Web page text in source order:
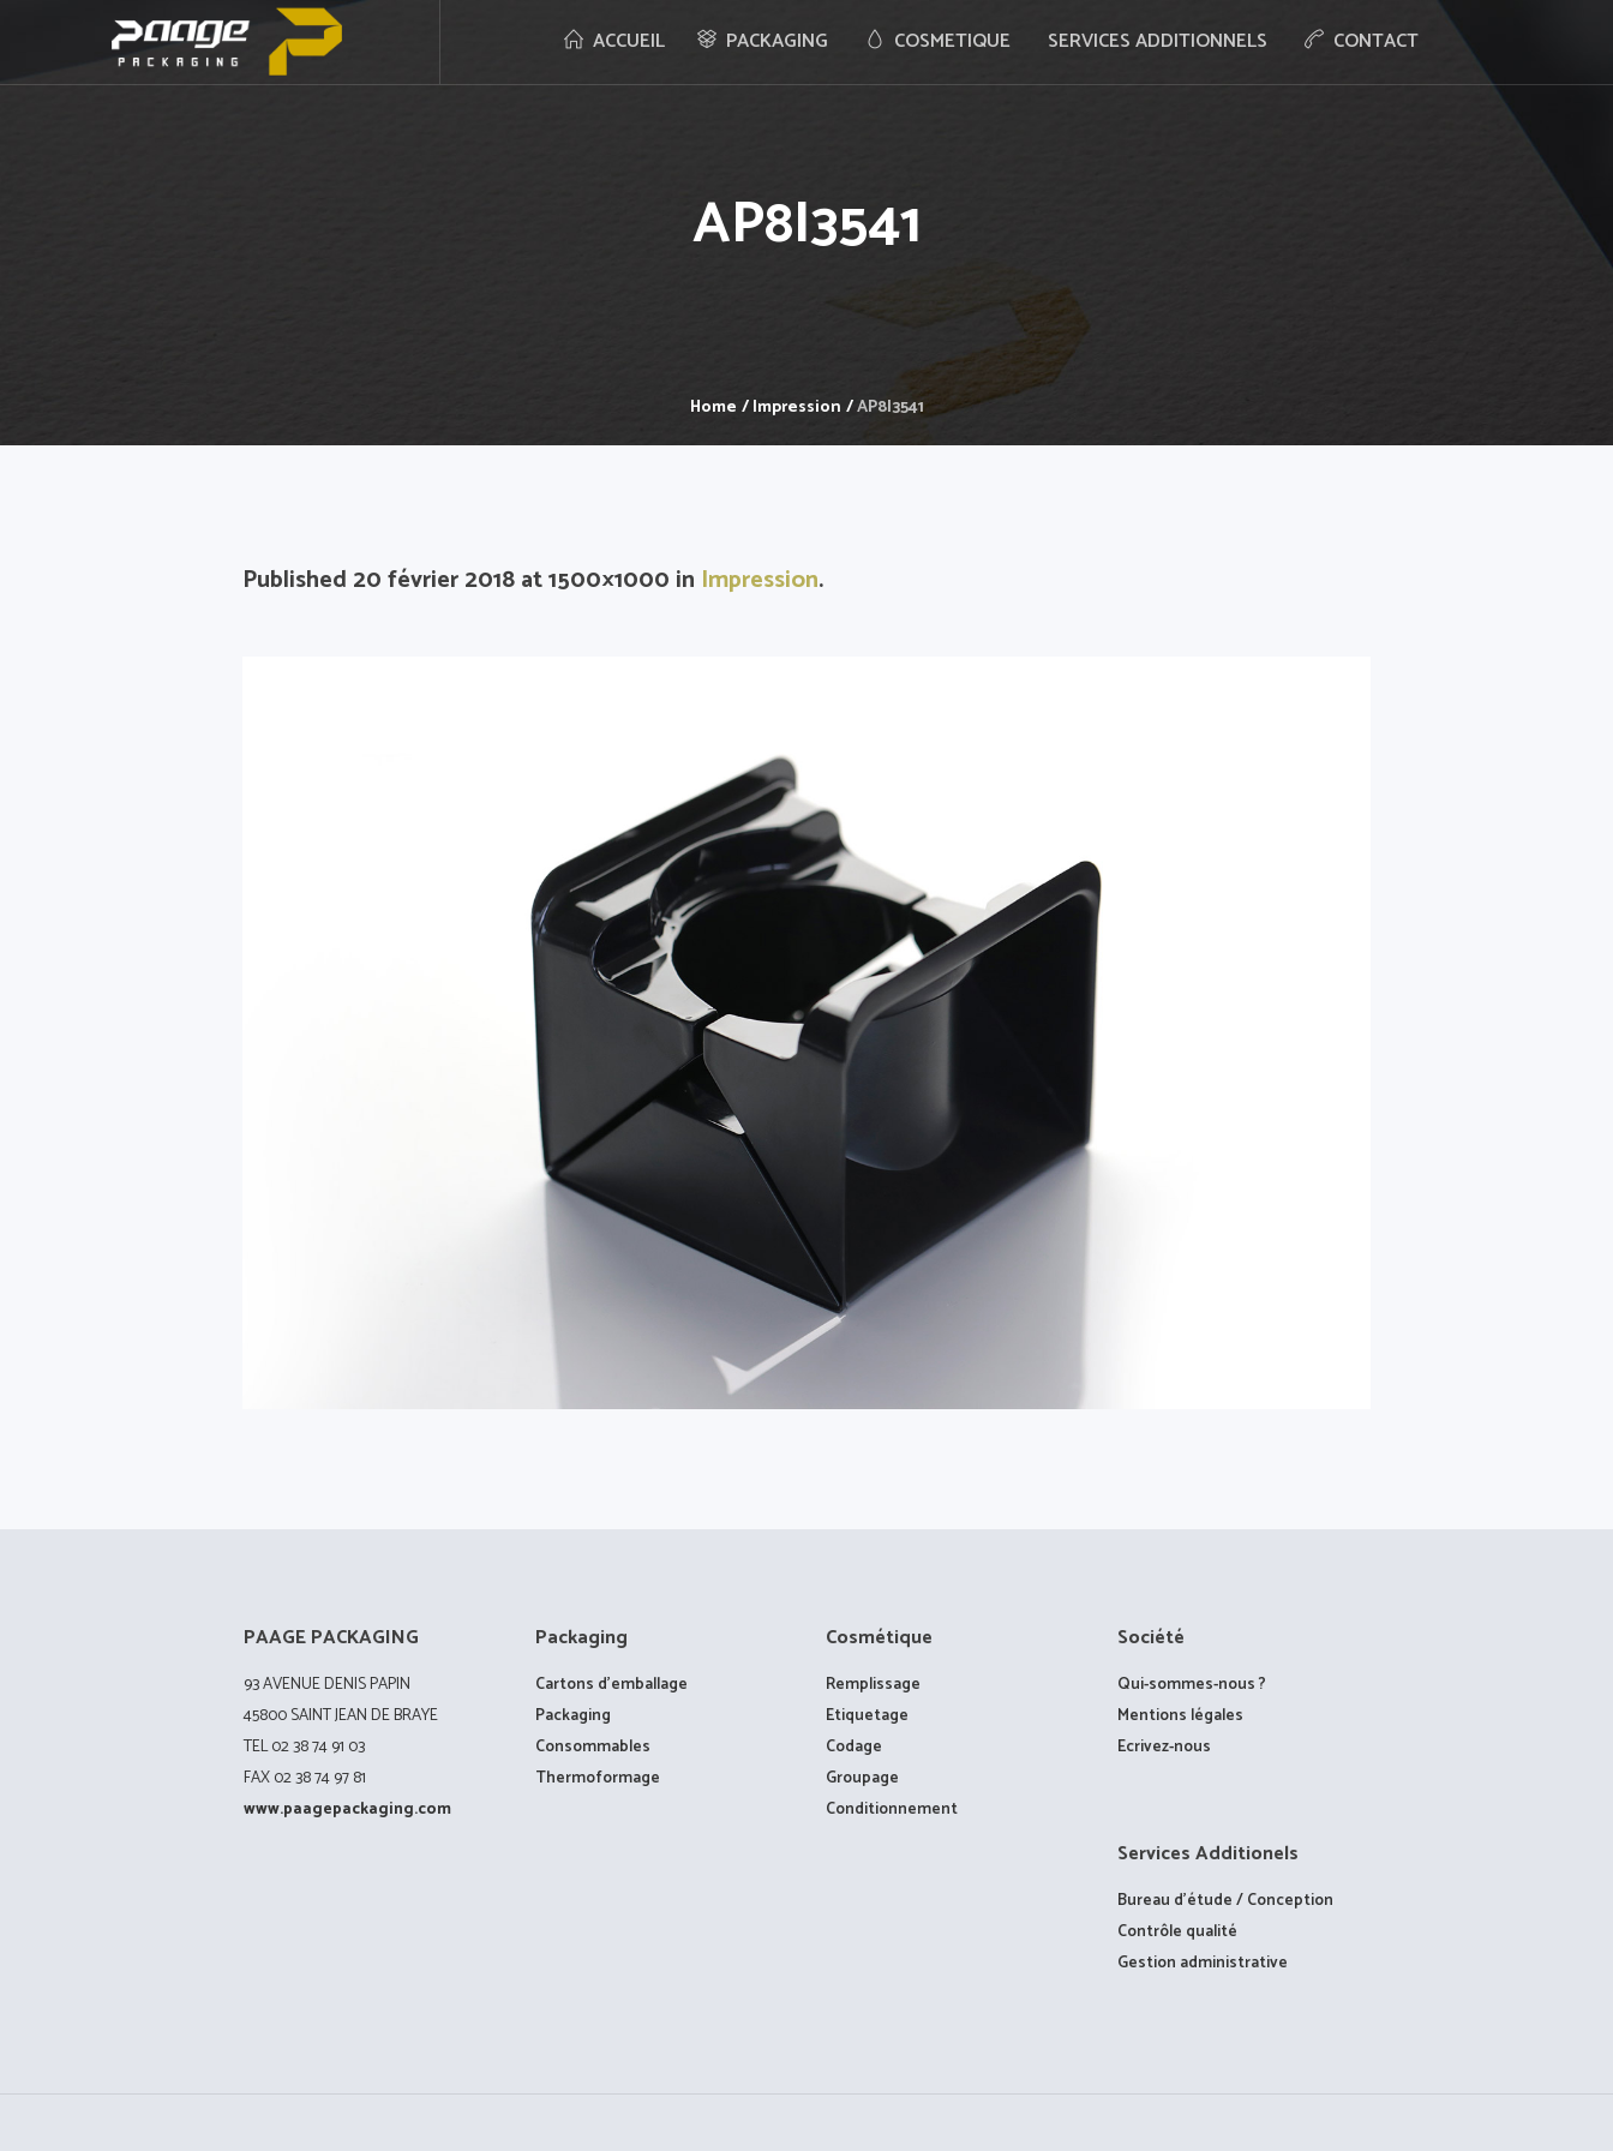
ACCUEIL PACKAGING COSMETIQUE SERVICES ADDITIONNELS CONTACT
AP8I3541
Home /Impression /AP8I3541
Published 20 février 2018at 1500×1000 in Impression.
PAAGE PACKAGING
93 AVENUE DENIS PAPIN
45800 SAINT JEAN DE BRAYE
TEL 02 38 74 91 03
FAX 02 38 74 97 81
www.paagepackaging.com
Packaging
Cartons d’emballage
Packaging
Consommables
Thermoformage
Cosmétique
Remplissage
Etiquetage
Codage
Groupage
Conditionnement
Société
Qui-sommes-nous ?
Mentions légales
Ecrivez-nous
Services Additionels
Bureau d’étude / Conception
Contrôle qualité
Gestion administrative